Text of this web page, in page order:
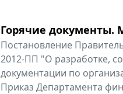
Горячие документы.
Постановление
2012-ПП "О разработке,
документации по
Приказ Департамента